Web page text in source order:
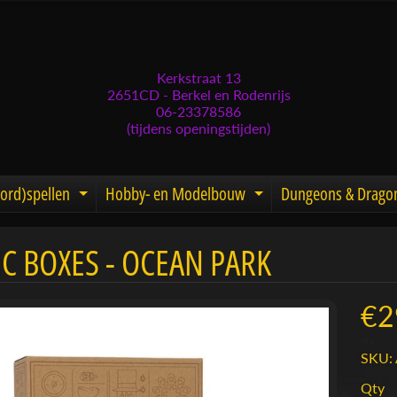
Kerkstraat 13
2651CD - Berkel en Rodenrijs
06-23378586
(tijdens openingstijden)
child menuExpand child menu
Hobby- en Modelbouw Expand child
Dungeons &
BOXES - OCEAN PARK
SKU:
Qty